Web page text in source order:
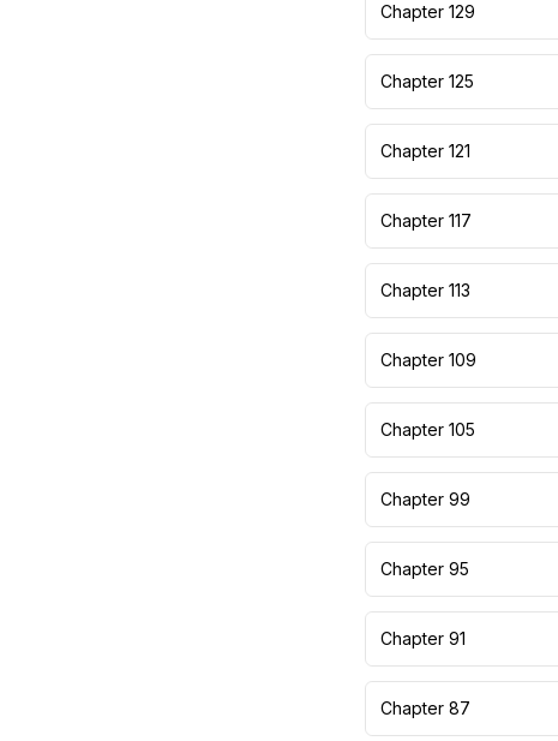
Chapter 129
Chapter 125
Chapter 121
Chapter 117
Chapter 113
Chapter 109
Chapter 105
Chapter 99
Chapter 95
Chapter 91
Chapter 87